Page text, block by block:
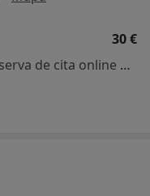
30 €
Este especialista no ofrece reserva de cita online en esta dirección.